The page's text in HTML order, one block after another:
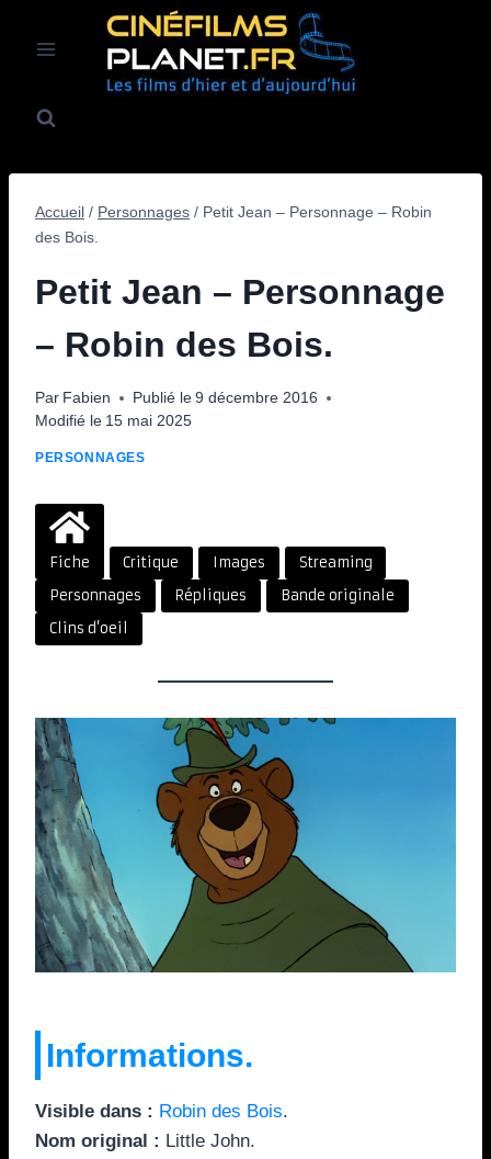
Accueil / Personnages / Petit Jean – Personnage – Robin
des Bois.
Petit Jean – Personnage
– Robin des Bois.
Par Fabien Publié le 9 décembre 2016
Modifié le 15 mai 2025
PERSONNAGES
Fiche Critique Images
Streaming
Personnages
Répliques
Bande originale
Clins d’oeil
Informations.
Visible dans : Robin des Bois.
Nom original : Little John.